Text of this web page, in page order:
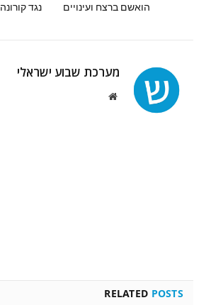
הואשם ברצח ועינויים
נגד קורונה
מערכת שבוע ישראלי
Website
RELATED POSTS